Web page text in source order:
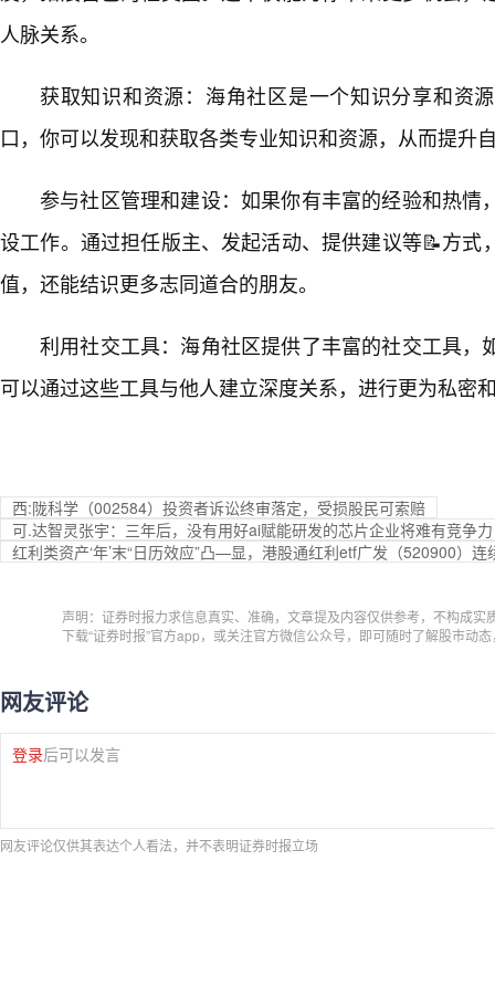
人脉关系。
获取知识和资源：海角社区是一个知识分享和资
口，你可以发现和获取各类专业知识和资源，从而提升
参与社区管理和建设：如果你有丰富的经验和热情
设工作。通过担任版主、发起活动、提供建议等📝方式
值，还能结识更多志同道合的朋友。
利用社交工具：海角社区提供了丰富的社交工具，
可以通过这些工具与他人建立深度关系，进行更为私密
西:陇科学（002584）投资者诉讼终审落定，受损股民可索赔
可.达智灵张宇：三年后，没有用好ai赋能研发的芯片企业将难有竞争力
红利类资产‘年’末“日历效应”凸—显，港股通红利etf广发（520900）
声明：证券时报力求信息真实、准确，文章提及内容仅供参考，不构成实
下载“证券时报”官方app，或关注官方微信公众号，即可随时了解股市动
网友评论
登录后可以发言
网友评论仅供其表达个人看法，并不表明证券时报立场